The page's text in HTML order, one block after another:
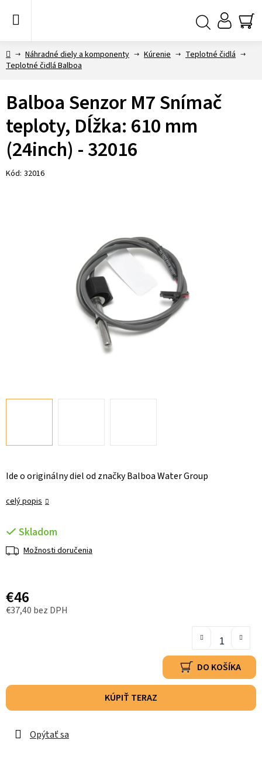
DomovNáhradné diely a komponenty Kúrenie
Teplotné čidlá
Teplotné čidlá Balboa
Ide o originálny diel od značky Balboa Water Group
celý popis
Skladom
Možnosti doručenia
€46
€37,40 bez DPH
DO KOŠÍKA
KÚPIŤ TERAZ
Opýtať sa
Balboa Senzor M7 Snímač
teploty, Dĺžka: 610 mm
(24inch) - 32016
Kód: 32016